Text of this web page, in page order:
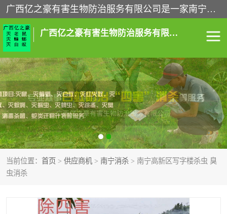
广西亿之豪有害生物防治服务有限公司是一家南宁灭鼠公司、灭蟑螂公司，南宁杀虫公司，南宁除虫公司，南宁灭跳蚤公司，南宁灭白蚁公司，南宁除四害公司,广西亿之豪有害生物防治服务有限公司专业灭蟑螂,除臭虫,其他害虫,服务上门,安全环保,售后保障,一次消杀，竭诚为您服务.
广西亿之豪有害生物防治服务有限公司
当前位置： 首页 > 供应商机 > 南宁消杀 > 南宁高新区写字楼杀虫 臭
虫消杀
南宁灭白蚁 南宁灭老鼠
南宁灭蟑螂 南宁杀虫
南宁除四害 南宁消杀
南宁除虫公司